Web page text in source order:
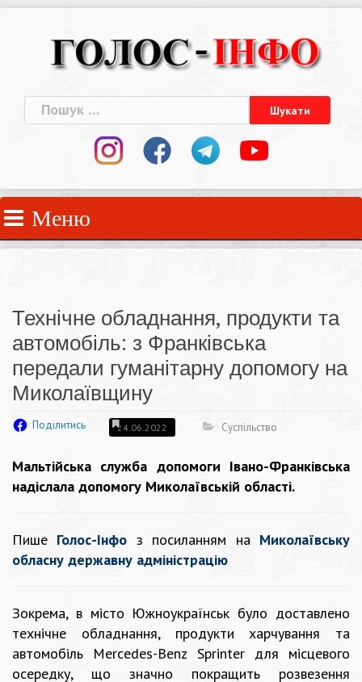
Пошук:
Меню
Технічне обладнання, продукти та
автомобіль: з Франківська
передали гуманітарну допомогу на
Миколаївщину
Поділитись 24.06.2022 Суспільство
Мальтійська служба допомоги Івано-Франківська
надіслала допомогу Миколаївській області.
Пише Голос-Інфо з посиланням на Миколаївську
обласну державну адміністрацію
Зокрема, в місто Южноукраїнськ було доставлено
технічне обладнання, продукти харчування та
автомобіль Mercedes-Benz Sprinter для місцевого
осередку, що значно покращить розвезення